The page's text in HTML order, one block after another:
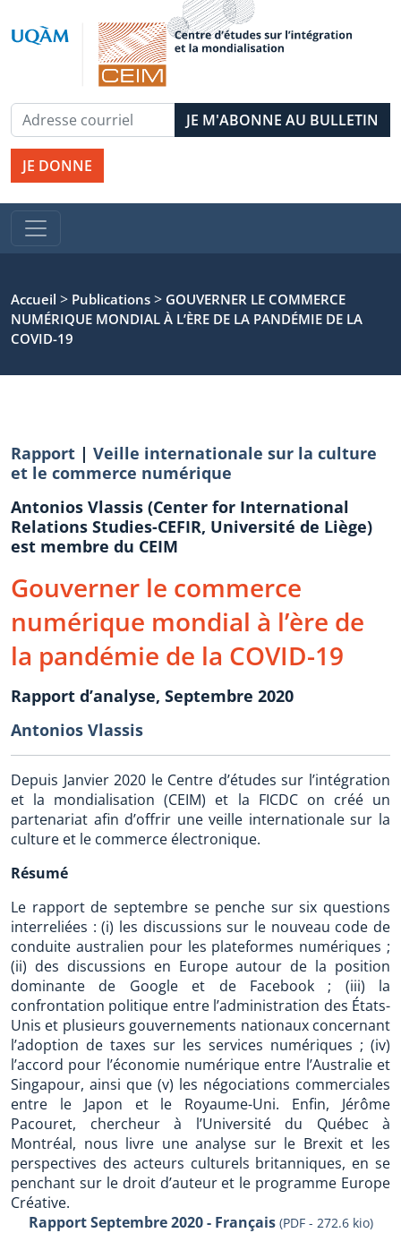
JE DONNE
Accueil > Publications > GOUVERNER LE COMMERCE
NUMÉRIQUE MONDIAL À L’ÈRE DE LA PANDÉMIE DE LA
COVID-19
Rapport | Veille internationale sur la culture
et le commerce numérique
Antonios Vlassis (Center for International
Relations Studies-CEFIR, Université de Liège)
est membre du CEIM
Gouverner le commerce
numérique mondial à l’ère de
la pandémie de la COVID-19
Rapport d’analyse, Septembre 2020
Antonios Vlassis
Depuis Janvier 2020 le Centre d’études sur l’intégration
et la mondialisation (CEIM) et la FICDC on créé un
partenariat afin d’offrir une veille internationale sur la
culture et le commerce électronique.
Résumé
Le rapport de septembre se penche sur six questions
interreliées : (i) les discussions sur le nouveau code de
conduite australien pour les plateformes numériques ;
(ii) des discussions en Europe autour de la position
dominante de Google et de Facebook ; (iii) la
confrontation politique entre l’administration des États-
Unis et plusieurs gouvernements nationaux concernant
l’adoption de taxes sur les services numériques ; (iv)
l’accord pour l’économie numérique entre l’Australie et
Singapour, ainsi que (v) les négociations commerciales
entre le Japon et le Royaume-Uni. Enfin, Jérôme
Pacouret, chercheur à l’Université du Québec à
Montréal, nous livre une analyse sur le Brexit et les
perspectives des acteurs culturels britanniques, en se
penchant sur le droit d’auteur et le programme Europe
Créative.
Rapport Septembre 2020 - Français (PDF - 272.6 kio)